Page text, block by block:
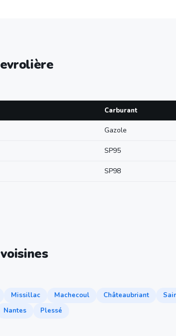
Carburant
Gazole
SP95
SP98
Missillac Machecoul Châteaubriant
Nantes Plessé